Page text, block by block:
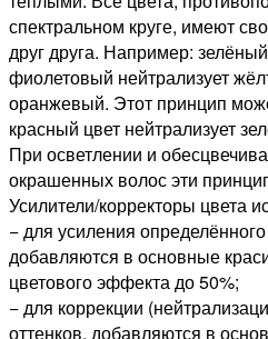
спектральном круге, имеют
друг друга. Например:
фиолетовый нейтрализует
оранжевый. Этот принцип
красный цвет нейтрализует
При осветлении и
окрашенных волос эти
Усилители/корректоры цвета
− для усиления
добавляются в основные
цветового эффекта до 50%;
− для коррекции
оттенков, добавляются в